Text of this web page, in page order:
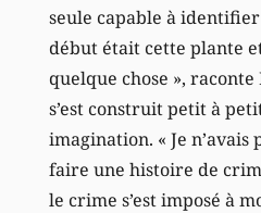
seule capable à
début était cette plante
quelque chose »,
s’est construit petit à
imagination. « Je n’avais
faire une histoire de
le crime s’est imposé à